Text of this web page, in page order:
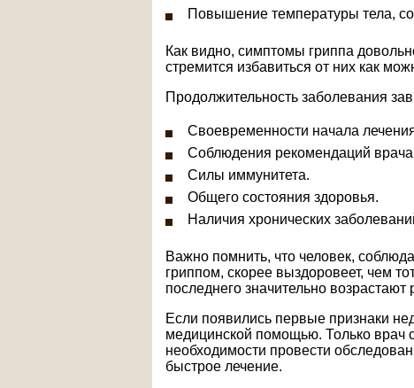
Повышение температуры тела,
Как видно, симптомы гриппа
стремится избавиться от них как
Продолжительность заболевания
Своевременности начала
Соблюдения рекомендаций
Силы иммунитета.
Общего состояния здоровья.
Наличия хронических
Важно помнить, что человек,
гриппом, скорее выздоровеет, чем
последнего значительно возрастают
Если появились первые признаки
медицинской помощью. Только врач
необходимости провести
быстрое лечение.